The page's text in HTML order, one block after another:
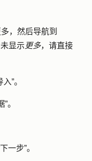
，然后导航到
显示 更多，请直接
入”。
”。
下一步”。